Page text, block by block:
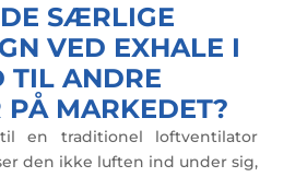
SÆRLIGE
VED EXHALE I
TIL ANDRE
PÅ MARKEDET?
en traditionel loftventilator
den ikke luften ind under sig,